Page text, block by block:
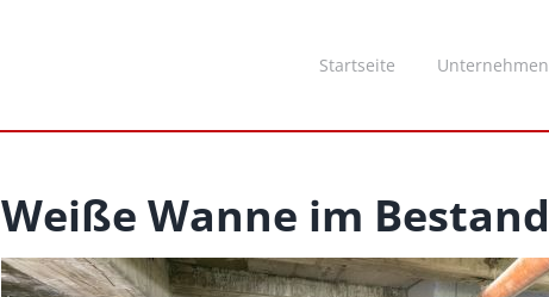
Startseite Unternehmen
Weiße Wanne im Bestand